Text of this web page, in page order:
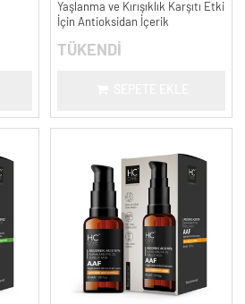
Yaşlanma ve Kırışıklık Karşıtı Etki
İçin Antioksidan İçerik
TÜKENDİ